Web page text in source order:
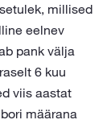
millised
eelnev
pank välja
6 kuu
viis aastat
määrana